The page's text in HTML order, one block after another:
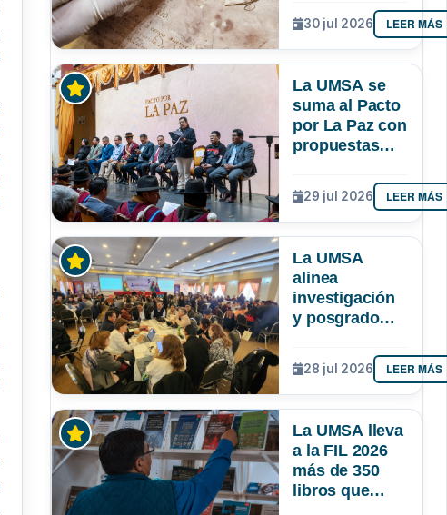
resguarda 6
joyas de la
paceña
30 jul 2026 LEER MÁS
La UMSA se
suma al Pacto
por La Paz con
propuestas
desarrollo del
departamento
29 jul 2026 LEER MÁS
La UMSA
alinea
investigación
y posgrado
responda
mejor a las
de Bolivia
28 jul 2026 LEER MÁS
La UMSA lleva
a la FIL 2026
más de 350
libros que